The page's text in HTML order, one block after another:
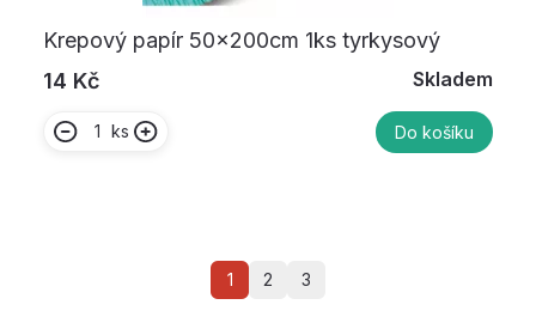
Krepový papír 50x200cm 1ks tyrkysový
14 Kč
Skladem
ks Do košíku
1 2 3